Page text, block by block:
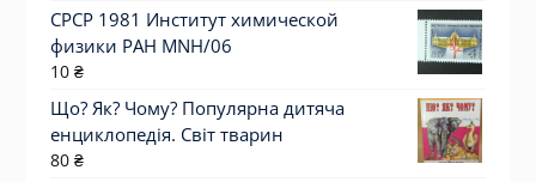
СРСР 1981 Институт химической
физики РАН MNH/06
10 ₴
Що? Як? Чому? Популярна дитяча
енциклопедія. Світ тварин
80 ₴